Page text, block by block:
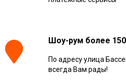
Шоу-рум более
По адресу улица
всегда Вам рады!